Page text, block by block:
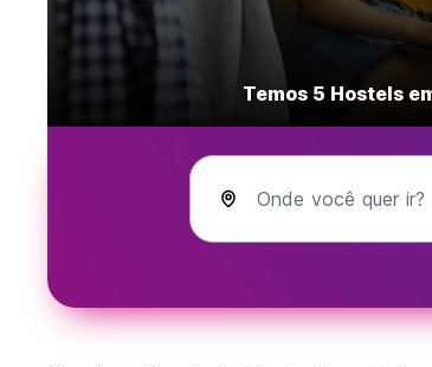
Temos 5 Hostels
Onde você quer ir?